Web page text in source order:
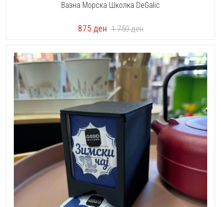
Вазна Морска Школка DeGalic
875 ден 1.750ден